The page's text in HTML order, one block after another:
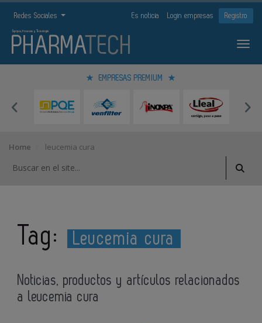
Redes Sociales Es noticia Login empresas Registro
EMPRESAS PREMIUM
Home leucemia cura
Tag: Leucemia cura
Noticias, productos y artículos relacionados
a leucemia cura